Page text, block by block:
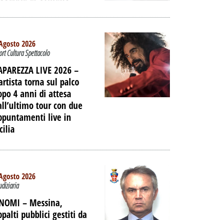
A
2026
Cultura Spettacolo
LIVE 2026 –
torna sul palco
4 anni di attesa
tour con due
live in
2026
– Messina,
pubblici gestiti da